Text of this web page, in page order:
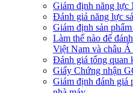
Giám định năng lực
Đánh giá năng lực
Giám định sản
Làm thế nào để
Việt Nam và châu Á
Đánh giá tổng quan
Giấy Chứng nhận
Giám định đánh giá